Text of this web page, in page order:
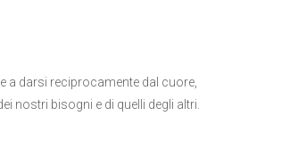
a darsi reciprocamente dal cuore,
nostri bisogni e di quelli degli altri.